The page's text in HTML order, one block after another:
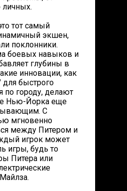
тот самый
экшен,
поклонники.
боевых навыков и
глубины в
инновации, как
быстрого
по городу, делают
Нью-Йорка еще
С
мгновенно
между Питером и
игрок может
игры, будь то
Питера или